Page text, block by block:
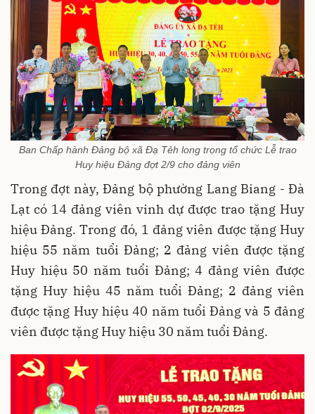
Ban Chấp hành Đảng bộ xã Đạ Tẻh long trọng tổ chức Lễ trao
Huy hiệu Đảng đợt 2/9 cho đảng viên
Trong đợt này, Đảng bộ phường Lang Biang - Đà
Lạt có 14 đảng viên vinh dự được trao tặng Huy
hiệu Đảng. Trong đó, 1 đảng viên được tặng Huy
hiệu 55 năm tuổi Đảng; 2 đảng viên được tặng
Huy hiệu 50 năm tuổi Đảng; 4 đảng viên được
tặng Huy hiệu 45 năm tuổi Đảng; 2 đảng viên
được tặng Huy hiệu 40 năm tuổi Đảng và 5 đảng
viên được tặng Huy hiệu 30 năm tuổi Đảng.